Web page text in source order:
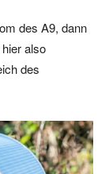
des A9, dann
also
des